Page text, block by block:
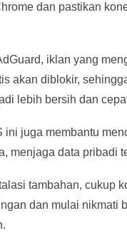
dan pastikan
iklan yang
akan diblokir,
lebih bersih dan
ini juga membantu
menjaga data pribadi
tambahan, cukup
dan mulai nikmati